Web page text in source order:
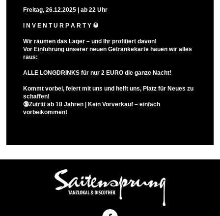
Freitag, 26.12.2025 | ab 22 Uhr
I N V E N T U R P A R T Y 🥃
Wir räumen das Lager – und Ihr profitiert davon!
Vor Einführung unserer neuen Getränkekarte hauen wir alles
raus:
ALLE LONGDRINKS für nur 2 EURO die ganze Nacht!
Kommt vorbei, feiert mit uns und helft uns, Platz für Neues zu
schaffen!
🔞Zutritt ab 18 Jahren | Kein Vorverkauf – einfach
vorbeikommen!